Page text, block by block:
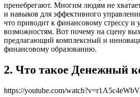
пренебрегают. Многим людям не
и навыков для эффективного
что приводит к финансовому стрессу
возможностям. Вот почему на сцену
предлагающий комплексный и
финансовому образованию.
2. Что такое Денежный
https://youtube.com/